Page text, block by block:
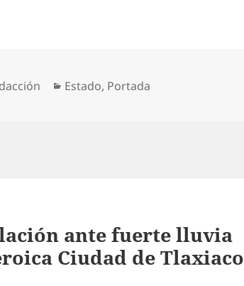
Categorías
Estado, Portada
ante fuerte lluvia
Ciudad de Tlaxiaco